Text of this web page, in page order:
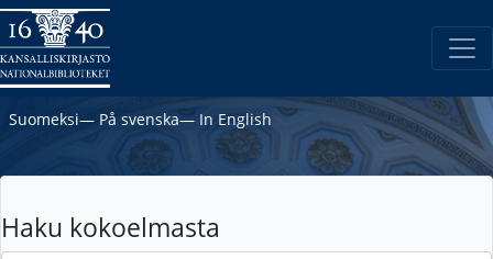
Suomeksi― På svenska― In English
Haku kokoelmasta